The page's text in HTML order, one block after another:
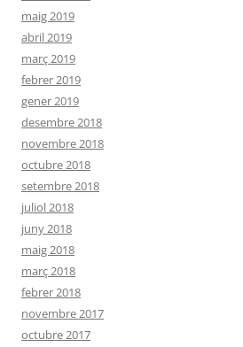
maig 2019
abril 2019
març 2019
febrer 2019
gener 2019
desembre 2018
novembre 2018
octubre 2018
setembre 2018
juliol 2018
juny 2018
maig 2018
març 2018
febrer 2018
novembre 2017
octubre 2017